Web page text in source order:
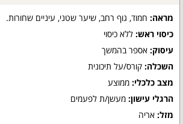
מראה: חמוד, גוף רחב, שיער שטני, עיניים שחורות.
כיסוי ראש: ללא כיסוי
עיסוק: אספר בהמשך
השכלה: קורס/על תיכונית
מצב כלכלי: ממוצע
הרגלי עישון: מעשן/ת לפעמים
מזל: אריה